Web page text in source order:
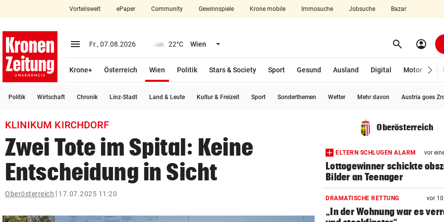
closeSchließen
account_circle Anmelden
arrow_right
bookmark
search
Suchbegriff
eingeben
Vorteilswelt ePaper Community Gewinnspiele Krone mobile Immosuche Jobsuche Bazar
menu Menü aufklappen
Fr., 07.08.2026 22°C Wien Menü aufklappen search Suchen
account_circle
Krone+ Österreich Wien
Politik
Stars & Society Sport Gesund Ausland Digital Motor
Politik Wirtschaft Chronik Linz-Stadt Land & Leute Kultur & Freizeit Sport Sonderthemen Wetter Mehr davon Austria goes
KLINIKUM KIRCHDORF
Zwei Tote im Spital: Keine
Entscheidung in Sicht
Oberösterreich 17.07.2025 11:20
Oberösterreich
ELTERN SCHLUGEN ALARM vor
Lottogewinner schickte
Bilder an Teenager
DRAMATISCHE RETTUNG vor
„In der Wohnung war es